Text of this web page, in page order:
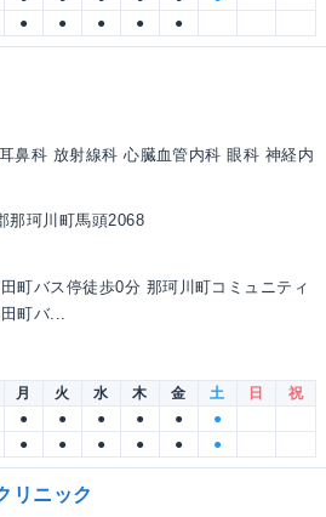
● ● ● ● ●
鼻科 放射線科 心臓血管内科 眼科 神経内
那珂川町馬頭2068
町バス停徒歩0分 那珂川町コミュニティ
町バ...
月 火 水 木 金 土 日
祝
● ● ● ● ●
●
● ● ● ● ● ●
リニック